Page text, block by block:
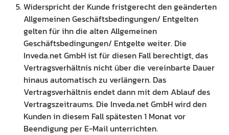
Widerspricht der Kunde fristgerecht den geänderten
Allgemeinen Geschäftsbedingungen/ Entgelten
gelten für ihn die alten Allgemeinen
Geschäftsbedingungen/ Entgelte weiter. Die
Inveda.net GmbH ist für diesen Fall berechtigt, das
Vertragsverhältnis nicht über die vereinbarte Dauer
hinaus automatisch zu verlängern. Das
Vertragsverhältnis endet dann mit dem Ablauf des
Vertragszeitraums. Die Inveda.net GmbH wird den
Kunden in diesem Fall spätesten 1 Monat vor
Beendigung per E-Mail unterrichten.